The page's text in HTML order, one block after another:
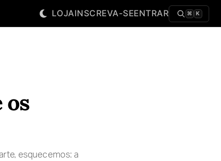
LOJAINSCREVA-SEENTRAR ⌘ K
os
esquecemos: a